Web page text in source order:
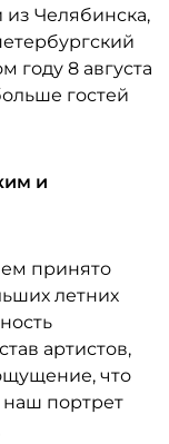
Челябинска,
году 8 августа
гостей
и
принято
летних
артистов,
что
наш портрет